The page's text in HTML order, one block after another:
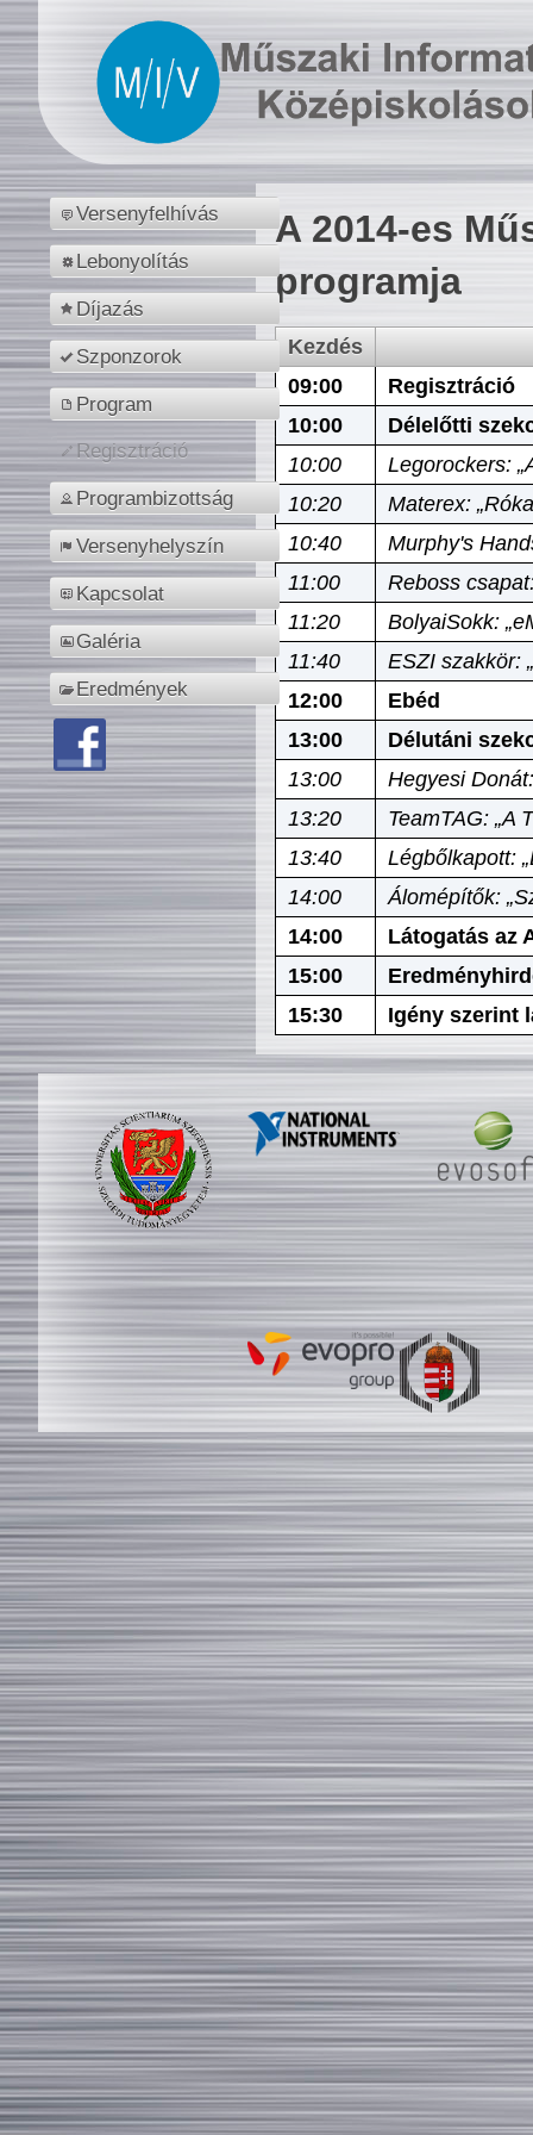
Versenyfelhívás
Lebonyolítás
Díjazás
Szponzorok
Program
Regisztráció
Programbizottság
Versenyhelyszín
Kapcsolat
Galéria
Eredmények
A 2014-es
programja
Kezdés
09:00
Regisztráció
10:00
Délelőtti
10:00
Legorockers:
10:20
Materex:
10:40
Murphy's
11:00
Reboss
11:20
BolyaiSokk:
11:40
ESZI szakkör:
12:00
Ebéd
13:00
Délutáni
13:00
Hegyesi
13:20
TeamTAG: „A
13:40
Légbőlkapott:
14:00
Álomépítők:
14:00
Látogatás az
15:00
15:30
Igény szerint